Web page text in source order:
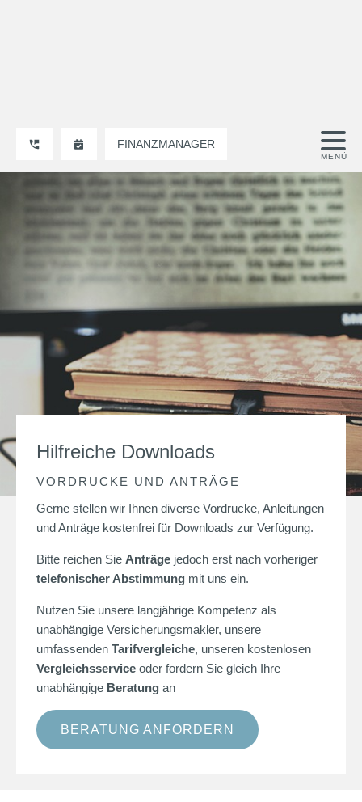
FINANZMANAGER
Hilfreiche Downloads
VORDRUCKE UND ANTRÄGE
Gerne stellen wir Ihnen diverse Vordrucke, Anleitungen
und Anträge kostenfrei für Downloads zur Verfügung.
Bitte reichen Sie Anträge jedoch erst nach vorheriger
telefonischer Abstimmung mit uns ein.
Nutzen Sie unsere langjährige Kompetenz als
unabhängige Versicherungsmakler, unsere
umfassenden Tarifvergleiche, unseren kostenlosen
Vergleichsservice oder fordern Sie gleich Ihre
unabhängige Beratung an
BERATUNG ANFORDERN